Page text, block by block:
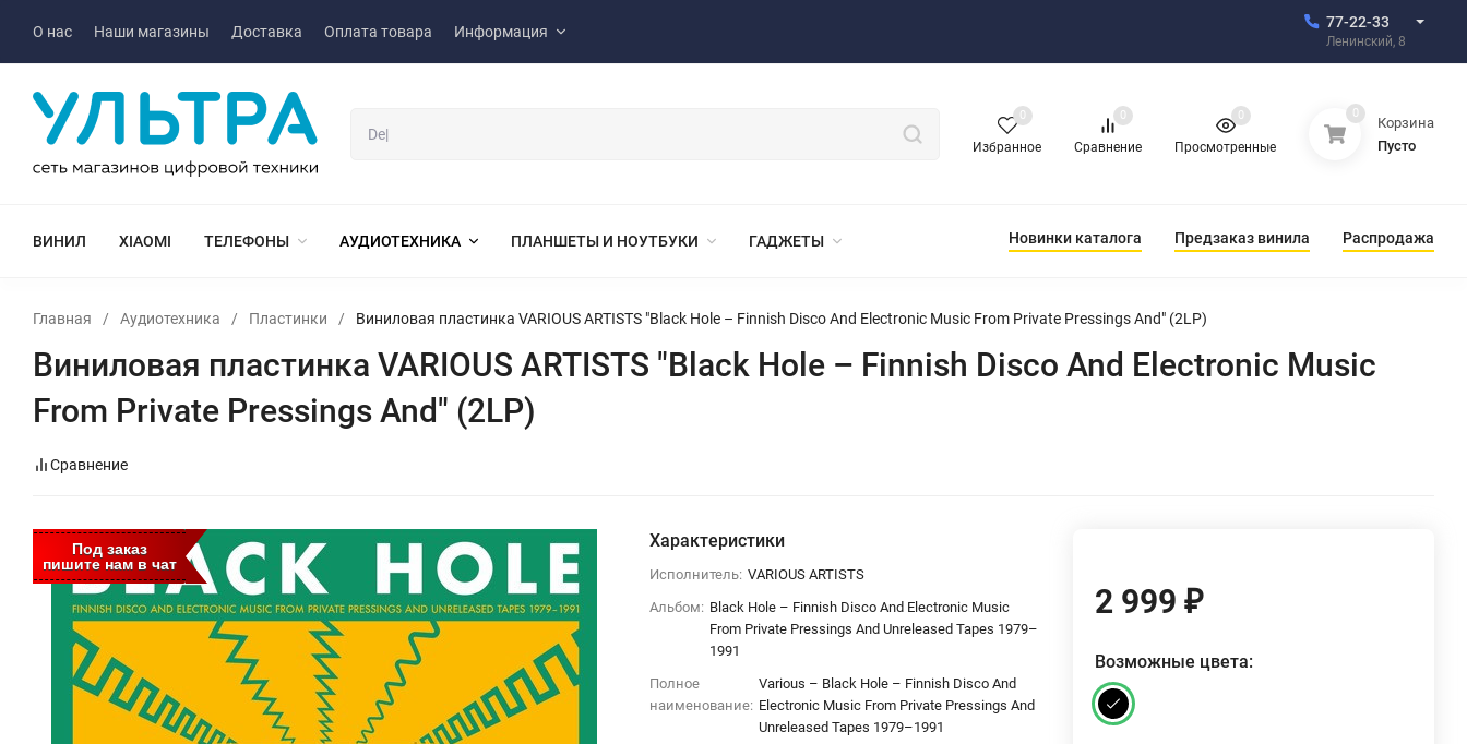
О нас Наши магазины Доставка Оплата товара Информация
77-22-33
Ленинский, 8
Избранное
0
Сравнение
0
Просмотренные
0 0
Корзина
Пусто
ВИНИЛ XIAOMI ТЕЛЕФОНЫ АУДИОТЕХНИКА ПЛАНШЕТЫ И НОУТБУКИ ГАДЖЕТЫ Новинки каталога Предзаказ винила Распродажа
Главная / Аудиотехника / Пластинки / Виниловая пластинка VARIOUS ARTISTS "Black Hole – Finnish Disco And Electronic Music From Private Pressings And" (2LP)
Виниловая пластинка VARIOUS ARTISTS "Black Hole – Finnish Disco And Electronic Music
From Private Pressings And" (2LP)
Сравнение
Под заказ
пишите нам в чат
Характеристики
Исполнитель: VARIOUS ARTISTS
Альбом: Black Hole – Finnish Disco And Electronic Music
From Private Pressings And Unreleased Tapes 1979–
1991
Полное
наименование:
Various – Black Hole – Finnish Disco And
Electronic Music From Private Pressings And
Unreleased Tapes 1979–1991
2 999₽
Возможные цвета: